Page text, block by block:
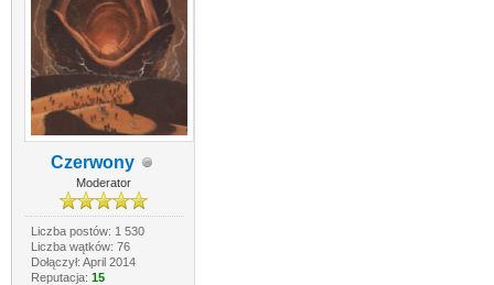
Czerwony
Moderator
Liczba postów: 1 530
Liczba wątków: 76
Dołączył: April 2014
Reputacja: 15